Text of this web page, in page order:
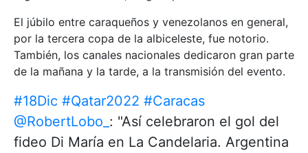
El júbilo entre caraqueños y venezolanos en general,
por la tercera copa de la albiceleste, fue notorio.
También, los canales nacionales dedicaron gran parte
de la mañana y la tarde, a la transmisión del evento.
#18Dic #Qatar2022 #Caracas
@RobertLobo_ : "Así celebraron el gol del
fideo Di María en La Candelaria. Argentina